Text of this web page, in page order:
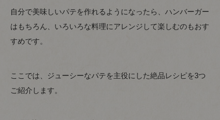
自分で美味しいパテを作れるようになったら、ハンバーガー
はもちろん、いろいろな料理にアレンジして楽しむのもおす
すめです。
ここでは、ジューシーなパテを主役にした絶品レシピを3つ
ご紹介します。